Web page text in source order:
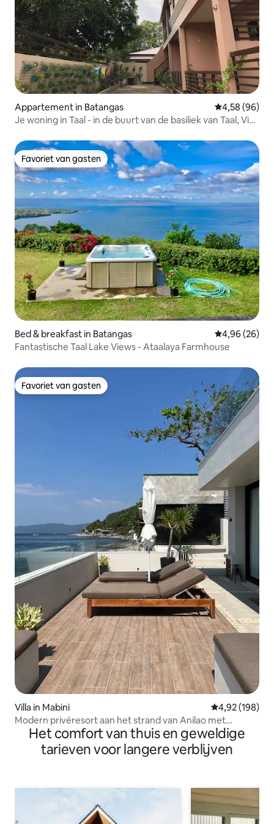
Appartement in Batangas Gemiddelde
4,58 (96)
Je woning in Taal - in de buurt van de basiliek van Taal, Via
Favoriet van gasten
Favoriet van gasten
Bed & breakfast in Batangas Gemiddelde
4,96 (26)
Fantastische Taal Lake Views - Ataalaya Farmhouse
Favoriet van gasten
Favoriet van gasten
Villa in Mabini Gemiddelde
4,92 (198)
Modern privéresort aan het strand van Anilao met
zwembad
Het comfort van thuis en geweldige
tarieven voor langere verblijven